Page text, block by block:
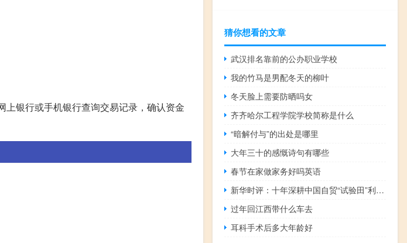
银行或手机银行查询交易记录，确认资金
猜你想看的文章
武汉排名靠前的公办职业学校
我的竹马是男配冬天的柳叶
冬天脸上需要防晒吗女
齐齐哈尔工程学院学校简称是什么
“暗解付与”的出处是哪里
大年三十的感慨诗句有哪些
春节在家做家务好吗英语
新华时评：十年深耕中国自贸“试验田”利惠世界
过年回江西带什么车去
耳科手术后多大年龄好